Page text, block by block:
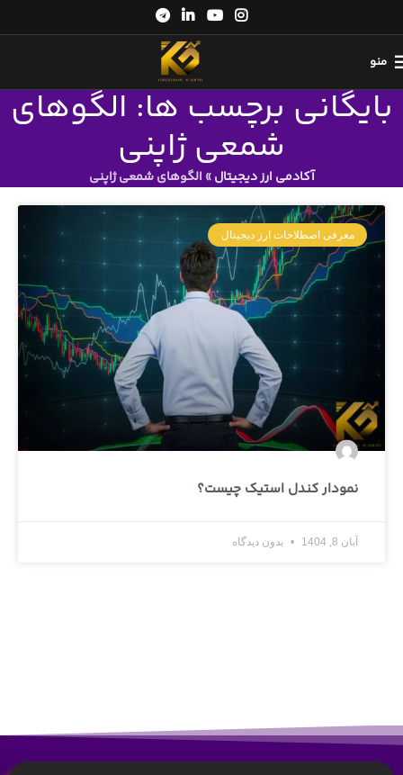
منو
بایگانی برچسب ها: الگوهای
شمعی ژاپنی
آکادمی ارز دیجیتال» الگوهای شمعی ژاپنی
معرفی اصطلاحات ارز دیجیتال
نمودار کندل استیک چیست؟
آبان 8, 1404 بدون دیدگاه